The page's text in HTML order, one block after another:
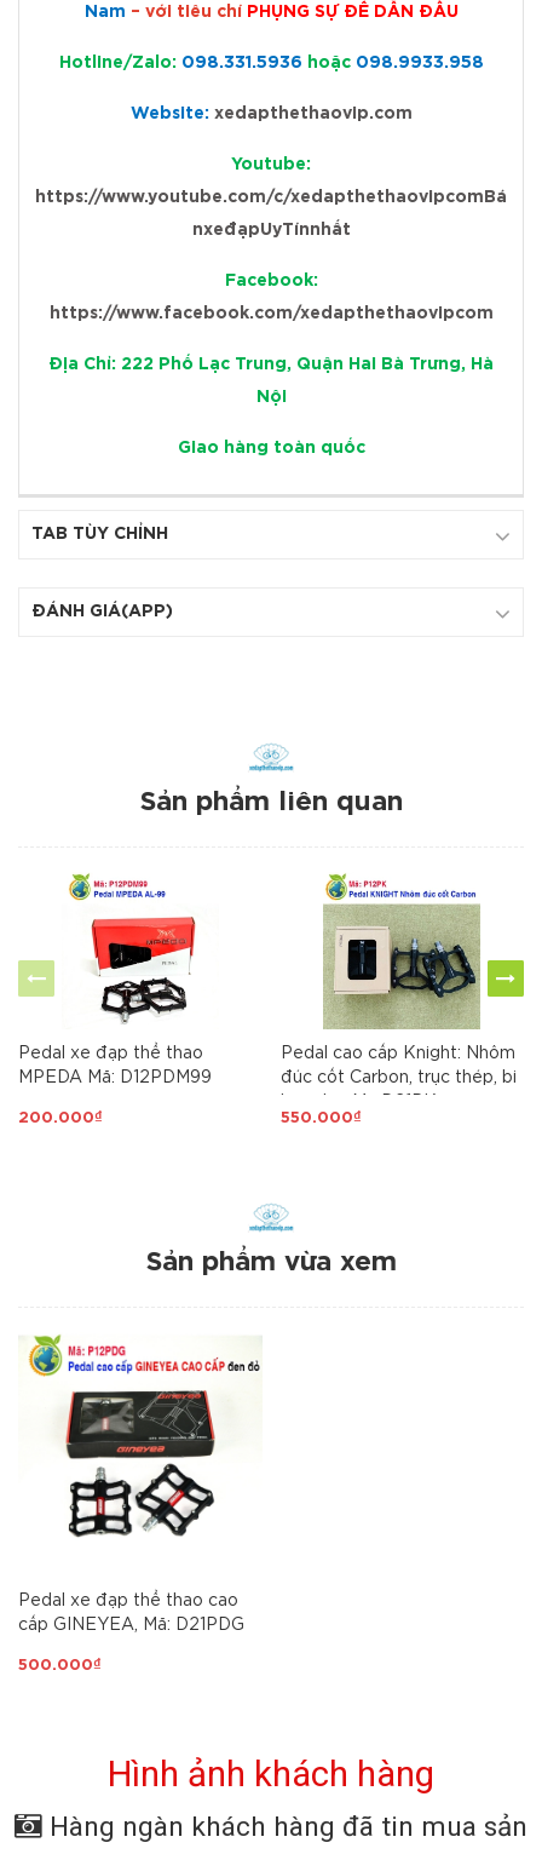
Nam – với tiêu chí PHỤNG SỰ ĐỂ DẪN ĐẦU
Hotline/Zalo: 098.331.5936 hoặc 098.9933.958
Website: xedapthethaovip.com
Youtube:
https://www.youtube.com/c/xedapthethaovipcomBá
nxeđạpUyTínnhất
Facebook:
https://www.facebook.com/xedapthethaovipcom
Địa Chỉ: 222 Phố Lạc Trung, Quận Hai Bà Trưng, Hà
Nội
Giao hàng toàn quốc
TAB TÙY CHỈNH
ĐÁNH GIÁ(APP)
Sản phẩm liên quan
Pedal xe đạp thể thao
MPEDA Mã: D12PDM99
200.000₫
Pedal cao cấp Knight: Nhôm
đúc cốt Carbon, trục thép, bi
550.000₫
Sản phẩm vừa xem
Pedal xe đạp thể thao cao
cấp GINEYEA, Mã: D21PDG
500.000₫
Hình ảnh khách hàng
Hàng ngàn khách hàng đã tin mua sản